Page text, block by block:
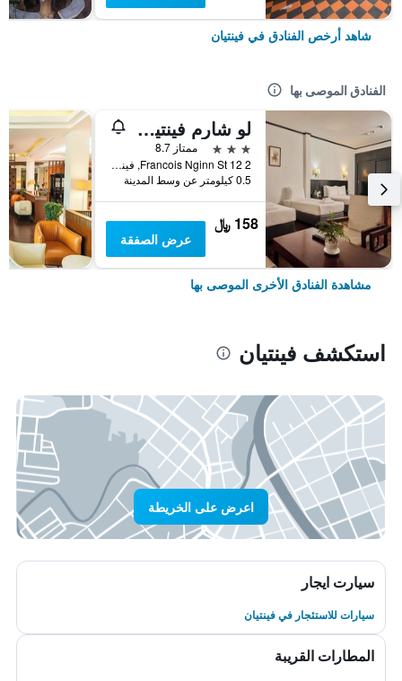
شاهد أرخص الفنادق في فينتيان
الفنادق الموصى بها
لو شارم فينتيان هوتل
3 نجوم
ممتاز 8.7
2 12 Francois Nginn St, فينتيان, لاوس
0.5 كيلومتر عن وسط المدينة
158 ﷼
عرض الصفقة
مشاهدة الفنادق الأخرى الموصى بها
استكشف فينتيان
اعرض على الخريطة
سيارت ايجار
سيارات للاستئجار في فينتيان
المطارات القريبة